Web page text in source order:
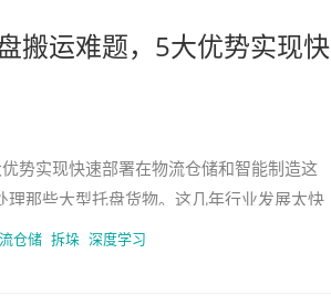
搬运难题，5大优势实现快
势实现快速部署在物流仓储和智能制造这
那些大型托盘货物。这几年行业发展太快
托盘
仓储 拆垛 深度学习